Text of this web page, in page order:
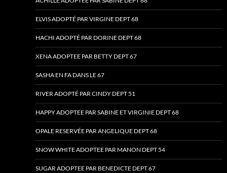
ELVIS ADOPTÉ PAR VIRGINE DEPT 68
HACHI ADOPTÉ PAR DORINE DEPT 68
XENA ADOPTEE PAR BETTY DEPT 67
SASHA EN FA DANS LE 67
RIVER ADOPTÉ PAR CINDY DEPT 51
HAPPY ADOPTEE PAR SABINE ET VIRGINIE DEPT 68
OPALE RESERVÉE PAR ANGELIQUE DEPT 68
SNOW WHITE ADOPTEE PAR MANON DEPT 54
SUGAR ADOPTEE PAR BENEDICTE DEPT 67